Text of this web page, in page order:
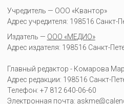
Учредитель — ООО «Квантор»
Адрес учредителя: 198516 Санкт-
Издатель — ООО «МЕДИО»
Адрес издателя: 198516 Санкт-
Главный редактор - Комарова
Адрес редакции: 198516 Санкт-
Телефон: +7 812 640-06-60
Электронная почта: